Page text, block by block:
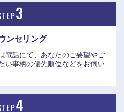
えている。現在に至るまで、
途採用を実施。中途入社者向け
入されたジョブ型人事制度な
ショナルとして正当に評価さ
いる。
り、入社して30年以上の新卒生
社以来今が一番良い環境だと感
ンセリング
電話にて、あなたのご要望やご
い事柄の優先順位などをお伺い